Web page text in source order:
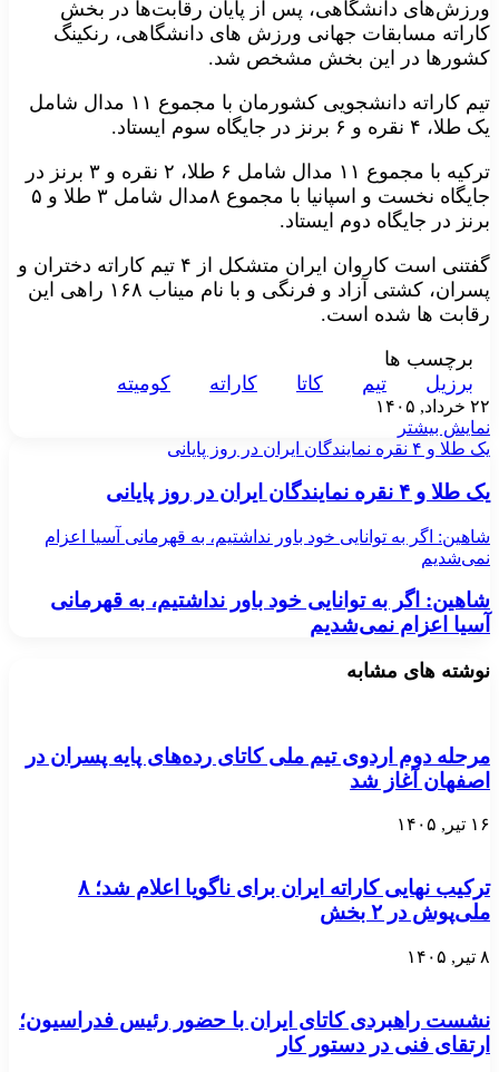
ورزش‌های دانشگاهی، پس از پایان رقابت‌ها در بخش
کاراته مسابقات جهانی ورزش های دانشگاهی، رنکینگ
کشورها در این بخش مشخص شد.
تیم کاراته دانشجویی کشورمان با مجموع ۱۱ مدال شامل
یک طلا، ۴ نقره و ۶ برنز در جایگاه سوم ایستاد.
ترکیه با مجموع ۱۱ مدال شامل ۶ طلا، ۲ نقره و ۳ برنز در
جایگاه نخست و اسپانیا با مجموع ۸مدال شامل ۳ طلا و ۵
برنز در جایگاه دوم ایستاد.
گفتنی است کاروان ایران متشکل از ۴ تیم کاراته دختران و
پسران، کشتی آزاد و فرنگی و با نام میناب ۱۶۸ راهی این
رقابت ها شده است.
برچسب ها
برزیل
تیم کاتا کاراته کومیته
۲۲ خرداد, ۱۴۰۵
نمایش بیشتر
یک طلا و ۴ نقره نمایندگان ایران در روز پایانی
یک طلا و ۴ نقره نمایندگان ایران در روز پایانی
شاهین: اگر به توانایی خود باور نداشتیم، به قهرمانی آسیا اعزام
نمی‌شدیم
شاهین: اگر به توانایی خود باور نداشتیم، به قهرمانی
آسیا اعزام نمی‌شدیم
نوشته های مشابه
مرحله دوم اردوی تیم ملی کاتای رده‌های پایه پسران در
اصفهان آغاز شد
۱۶ تیر, ۱۴۰۵
ترکیب نهایی کاراته ایران برای ناگویا اعلام شد؛ ۸
ملی‌پوش در ۲ بخش
۸ تیر, ۱۴۰۵
نشست راهبردی کاتای ایران با حضور رئیس فدراسیون؛
ارتقای فنی در دستور کار